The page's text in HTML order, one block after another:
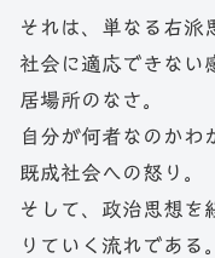
それは、単なる右派
社会に適応できない
居場所のなさ。
自分が何者なのかわ
既成社会への怒り。
そして、政治思想を
りていく流れである。